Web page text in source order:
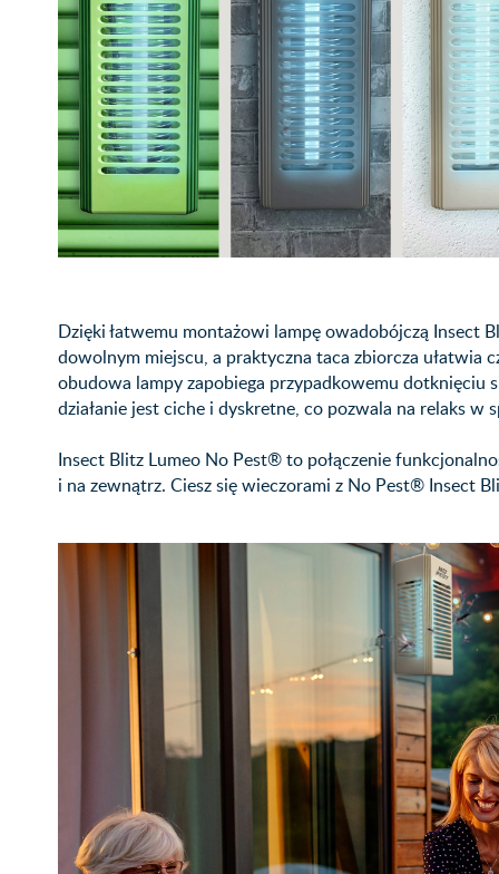
Dzięki łatwemu montażowi lampę owadobójczą Insect
dowolnym miejscu, a praktyczna taca zbiorcza ułatwia
obudowa lampy zapobiega przypadkowemu dotknięciu
działanie jest ciche i dyskretne, co pozwala na relaks
Insect Blitz Lumeo No Pest® to połączenie
i na zewnątrz. Ciesz się wieczorami z No Pest® Insect